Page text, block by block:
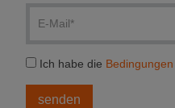
Ich habe die Bedingungen